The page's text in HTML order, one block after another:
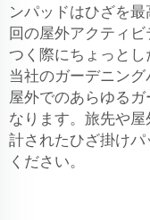
ンパッドはひざを
回の屋外アクティ
つく際にちょっとし
当社のガーデニング
屋外でのあらゆる
なります。旅先や
計されたひざ掛け
ください。